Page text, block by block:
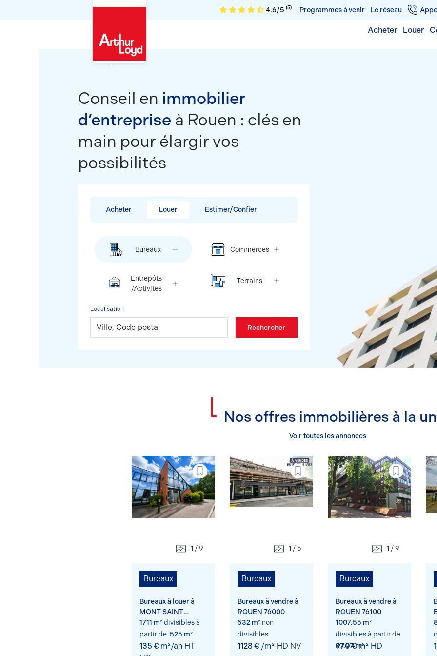
Rouen
4.6/5 (5) Programmes à venir Le réseau
Acheter Louer
Conseil en immobilier
d’entreprise à Rouen : clés en
main pour élargir vos
possibilités
Acheter Louer Estimer/Confier
Bureaux Commerces
Entrepôts
/Activités
Terrains
Localisation
Rechercher
Nos offres immobilières à la
Voir toutes les annonces
1 / 9
Bureaux
Bureaux à louer à
MONT SAINT
AIGNAN 76130
1711 m²divisibles à
partir de 525 m²
135 € m²/an HT
1 / 5
Bureaux
Bureaux à vendre à
ROUEN 76000
532 m² non
divisibles
1128 € /m² HD NV
1 / 9
Bureaux
Bureaux à vendre à
ROUEN 76100
1007.55 m²
divisibles à partir de
87.97 m²
970 €m² HD